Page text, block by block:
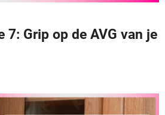
7: Grip op de AVG van je